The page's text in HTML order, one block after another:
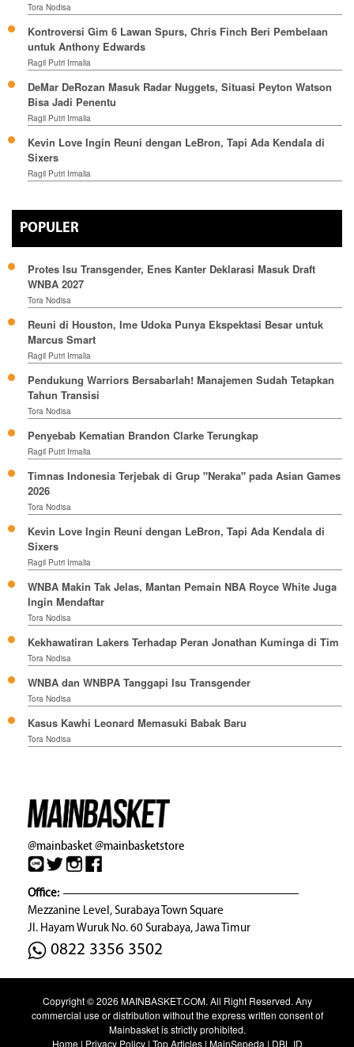
Tora Nodisa
Kontroversi Gim 6 Lawan Spurs, Chris Finch Beri Pembelaan
untuk Anthony Edwards
Ragil Putri Irmalia
DeMar DeRozan Masuk Radar Nuggets, Situasi Peyton Watson
Bisa Jadi Penentu
Ragil Putri Irmalia
Kevin Love Ingin Reuni dengan LeBron, Tapi Ada Kendala di
Sixers
Ragil Putri Irmalia
POPULER
Protes Isu Transgender, Enes Kanter Deklarasi Masuk Draft
WNBA 2027
Tora Nodisa
Reuni di Houston, Ime Udoka Punya Ekspektasi Besar untuk
Marcus Smart
Ragil Putri Irmalia
Pendukung Warriors Bersabarlah! Manajemen Sudah Tetapkan
Tahun Transisi
Tora Nodisa
Penyebab Kematian Brandon Clarke Terungkap
Ragil Putri Irmalia
Timnas Indonesia Terjebak di Grup "Neraka" pada Asian Games
2026
Tora Nodisa
Kevin Love Ingin Reuni dengan LeBron, Tapi Ada Kendala di
Sixers
Ragil Putri Irmalia
WNBA Makin Tak Jelas, Mantan Pemain NBA Royce White Juga
Ingin Mendaftar
Tora Nodisa
Kekhawatiran Lakers Terhadap Peran Jonathan Kuminga di Tim
Tora Nodisa
WNBA dan WNBPA Tanggapi Isu Transgender
Tora Nodisa
Kasus Kawhi Leonard Memasuki Babak Baru
Tora Nodisa
@mainbasket@mainbasketstore
Office:
Mezzanine Level, Surabaya Town Square
Jl. Hayam Wuruk No. 60 Surabaya, Jawa Timur
0822 3356 3502
Copyright © 2026 MAINBASKET.COM. All Right Reserved. Any
commercial use or distribution without the express written consent of
Mainbasket is strictly prohibited.
Home| Privacy Policy| Top Articles| MainSepeda | DBL ID